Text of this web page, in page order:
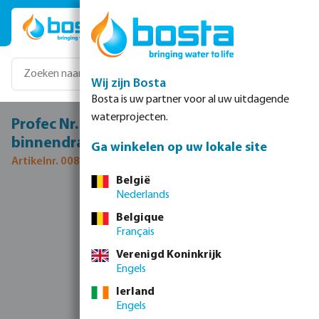
Ga naar de hoofdinhoud
Profec Nr. 121 Knie 45° RVS 316 1 1/2"
binnendraad x buitendraad 10bar
Artikelnr. 0081246
Afbeeldingengalerij overslaan
Wij zijn Bosta
Bosta is uw partner voor al uw uitdagende
waterprojecten.
Ga winkelen op uw lokale site
België
Nederlands
Belgique
Français
Verenigd Koninkrijk
Engels
Ierland
Engels